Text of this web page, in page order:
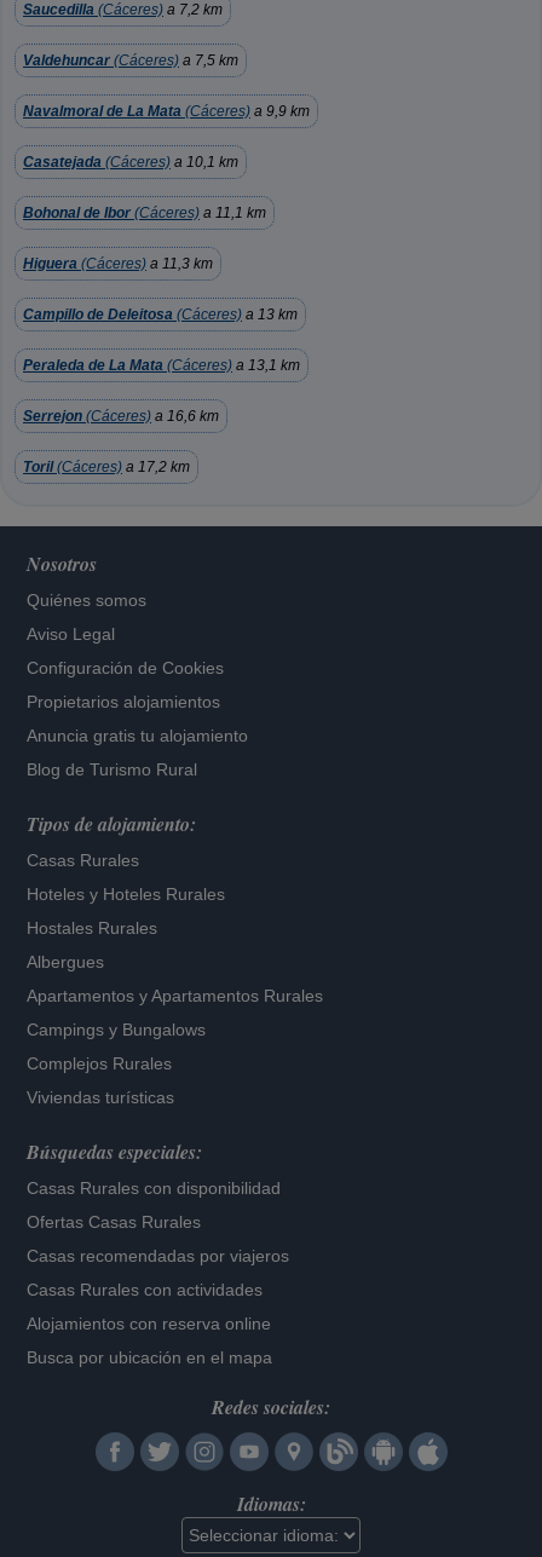
Saucedilla (Cáceres) a 7,2 km
Valdehuncar (Cáceres) a 7,5 km
Navalmoral de La Mata (Cáceres) a 9,9 km
Casatejada (Cáceres) a 10,1 km
Bohonal de Ibor (Cáceres) a 11,1 km
Higuera (Cáceres) a 11,3 km
Campillo de Deleitosa (Cáceres) a 13 km
Peraleda de La Mata (Cáceres) a 13,1 km
Serrejon (Cáceres) a 16,6 km
Toril(Cáceres) a 17,2 km
Nosotros
Quiénes somos
Aviso Legal
Configuración de Cookies
Propietarios alojamientos
Anuncia gratis tu alojamiento
Blog de Turismo Rural
Tipos de alojamiento:
Casas Rurales
Hoteles y Hoteles Rurales
Hostales Rurales
Albergues
Apartamentos yApartamentos Rurales
Campings y Bungalows
Complejos Rurales
Viviendas turísticas
Búsquedas especiales:
Casas Rurales con disponibilidad
Ofertas Casas Rurales
Casas recomendadas por viajeros
Casas Rurales con actividades
Alojamientos con reserva online
Busca por ubicación en el mapa
Redes sociales:
Idiomas: